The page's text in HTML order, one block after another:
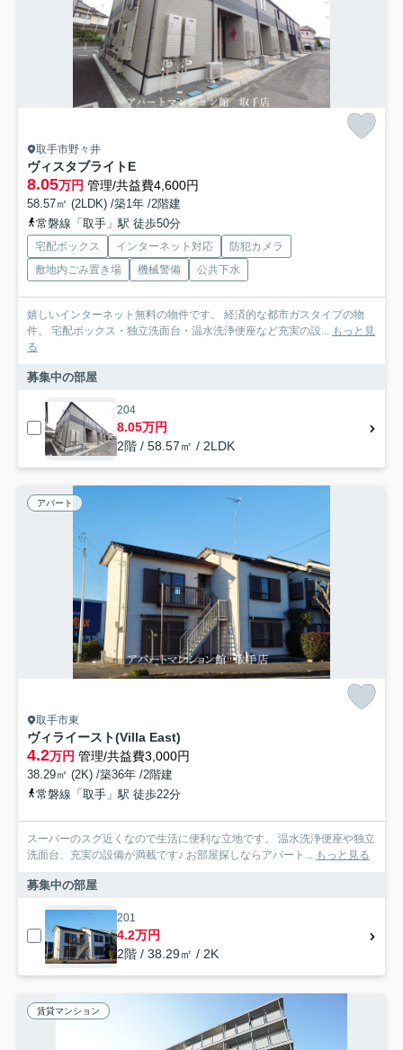
取手市野々井
ヴィスタブライトE
8.05万円 管理/共益費4,600円
58.57㎡ (2LDK) /築1年 /2階建
常磐線「取手」駅 徒歩50分
宅配ボックス インターネット対応
防犯カメラ
敷地内ごみ置き場
機械警備 公共下水
嬉しいインターネット無料の物件です。 経済的な都市ガスタイプの物
件。 宅配ボックス・独立洗面台・温水洗浄便座など充実の設...
もっと見
る
募集中の部屋
204
8.05万円
2階 / 58.57㎡ / 2LDK
アパート
取手市東
ヴィライースト(Villa East)
4.2万円 管理/共益費3,000円
38.29㎡ (2K) /築36年 /2階建
常磐線「取手」駅 徒歩22分
スーパーのスグ近くなので生活に便利な立地です。 温水洗浄便座や独立
洗面台、充実の設備が満載です♪ お部屋探しならアパート...
もっと見る
募集中の部屋
201
4.2万円
2階 / 38.29㎡ / 2K
賃貸マンション